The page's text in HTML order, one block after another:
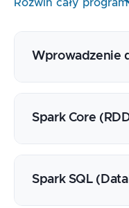
Rozwiń cały program
Wprowadzenie
Moduły
Najważniejsze
Spark Core
Cechy
Spark SQL